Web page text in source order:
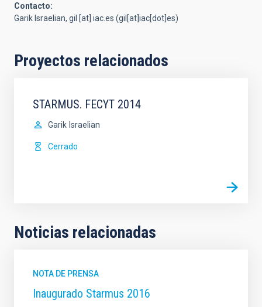
Contacto:
Garik Israelian, gil [at] iac.es (gil[at]iac[dot]es)
Proyectos relacionados
STARMUS. FECYT 2014
Garik Israelian
Cerrado
Noticias relacionadas
NOTA DE PRENSA
Inaugurado Starmus 2016